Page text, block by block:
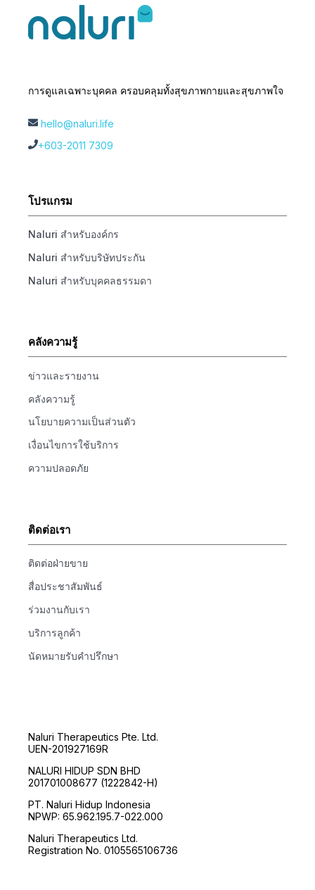
การดูแลเฉพาะบุคคล ครอบคลุมทั้งสุขภาพกายและสุขภาพใจ
hello@naluri.life
+603-2011 7309
โปรแกรม
Naluri สำหรับองค์กร
Naluri สำหรับบริษัทประกัน
Naluri สำหรับบุคคลธรรมดา
คลังความรู้
ข่าวและรายงาน
คลังความรู้
นโยบายความเป็นส่วนตัว
เงื่อนไขการใช้บริการ
ความปลอดภัย
ติดต่อเรา
ติดต่อฝ่ายขาย
สื่อประชาสัมพันธ์
ร่วมงานกับเรา
บริการลูกค้า
นัดหมายรับคำปรึกษา
Naluri Therapeutics Pte. Ltd.
UEN-201927169R
NALURI HIDUP SDN BHD
201701008677 (1222842-H)
PT. Naluri Hidup Indonesia
NPWP: 65.962.195.7-022.000
Naluri Therapeutics Ltd.
Registration No. 0105565106736